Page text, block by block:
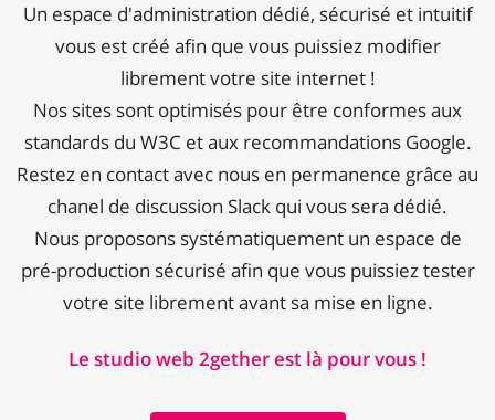
Un espace d'administration dédié, sécurisé et intuitif
vous est créé afin que vous puissiez modifier
librement votre site internet !
Nos sites sont optimisés pour être conformes aux
standards du W3C et aux recommandations Google.
Restez en contact avec nous en permanence grâce au
chanel de discussion Slack qui vous sera dédié.
Nous proposons systématiquement un espace de
pré-production sécurisé afin que vous puissiez tester
votre site librement avant sa mise en ligne.
Le studio web 2gether est là pour vous !